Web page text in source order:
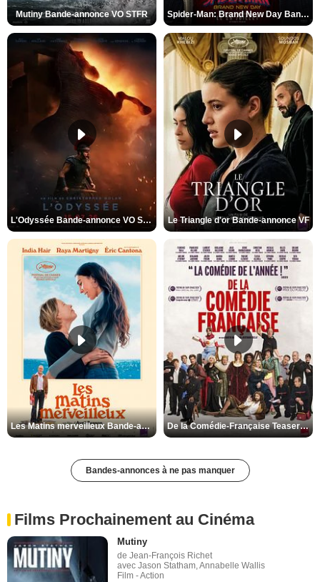
Mutiny Bande-annonce VO STFR Spider-Man: Brand New Day Bande-annonce VO STFR
L'Odyssée Bande-annonce VO STFR Le Triangle d'or Bande-annonce VF
Les Matins merveilleux Bande-annonce VF De la Comédie-Française Teaser VF
Bandes-annonces à ne pas manquer
Films Prochainement au Cinéma
Mutiny
de Jean-François Richet
avec Jason Statham, Annabelle Wallis
Film - Action